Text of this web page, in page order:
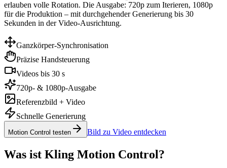
erlauben volle Rotation. Die Ausgabe: 720p zum Iterieren, 1080p
für die Produktion – mit durchgehender Generierung bis 30
Sekunden in der Video-Ausrichtung.
Ganzkörper-Synchronisation
Präzise Handsteuerung
Videos bis 30 s
720p- & 1080p-Ausgabe
Referenzbild + Video
Schnelle Generierung
Motion Control testen Bild zu Video entdecken
Was ist Kling Motion Control?